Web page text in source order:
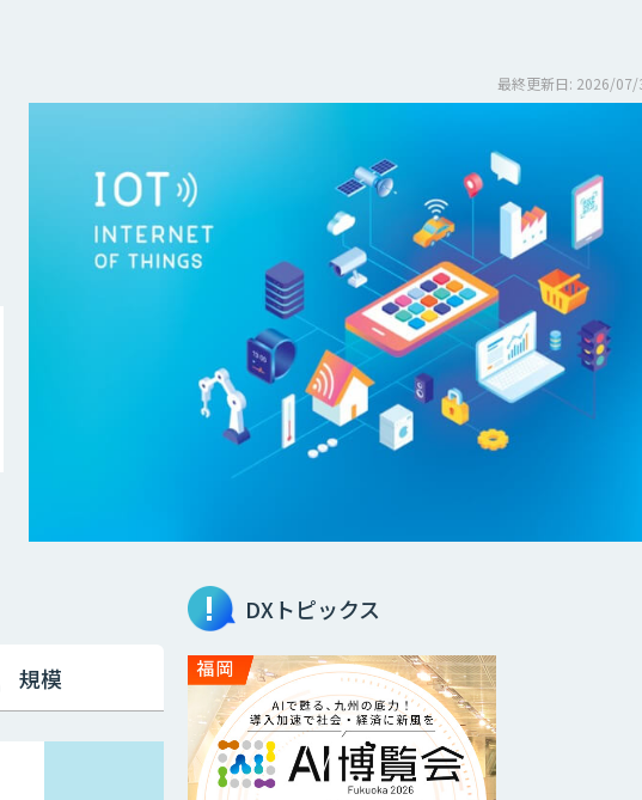
最終更新日: 2026/07/
規模
DXトピックス